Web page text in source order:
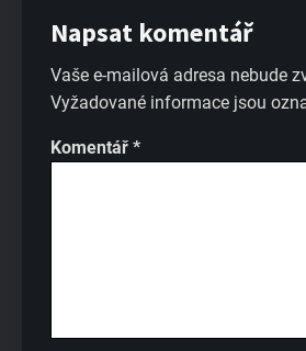
Napsat komentář
Vaše e-mailová adresa nebude
Vyžadované informace jsou
Komentář *